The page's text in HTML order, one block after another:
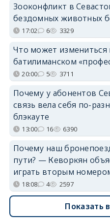
Зооконфликт в
бездомных животных
17:02 6 3329
Что может измениться
батилиманском
20:00 5 3711
Почему у абонентов
связь вела себя по-
блэкауте
13:00 16 6390
Почему наш
пути? — Кеворкян
играть вторым
18:08 4 2597
Показать